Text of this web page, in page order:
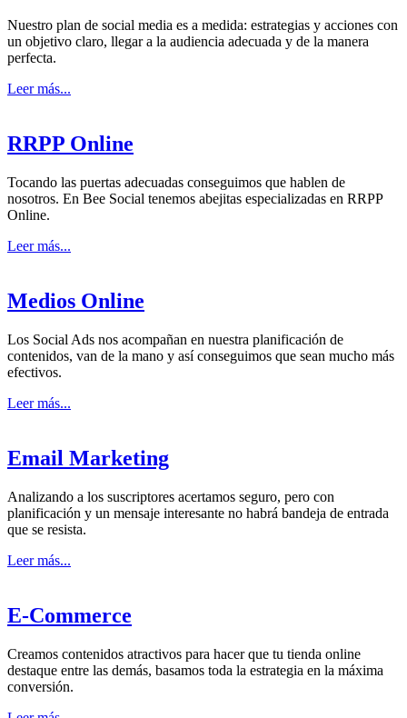
Nuestro plan de social media es a medida: estrategias y acciones con
un objetivo claro, llegar a la audiencia adecuada y de la manera
perfecta.
Leer más...
RRPP Online
Tocando las puertas adecuadas conseguimos que hablen de
nosotros. En Bee Social tenemos abejitas especializadas en RRPP
Online.
Leer más...
Medios Online
Los Social Ads nos acompañan en nuestra planificación de
contenidos, van de la mano y así conseguimos que sean mucho más
efectivos.
Leer más...
Email Marketing
Analizando a los suscriptores acertamos seguro, pero con
planificación y un mensaje interesante no habrá bandeja de entrada
que se resista.
Leer más...
E-Commerce
Creamos contenidos atractivos para hacer que tu tienda online
destaque entre las demás, basamos toda la estrategia en la máxima
conversión.